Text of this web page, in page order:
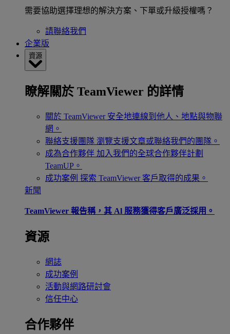
需要協助選擇理想的解決方案、下單或升級授權嗎？
請聯絡我們
企業版
資源
瞭解關於 TeamViewer 的詳情
關於 TeamViewer 安全地連線到他人、地點與物聯
網。
聯絡支援團隊 瀏覽支援文章或聯絡我們的團隊。
成為合作夥伴 加入我們的全球合作夥伴計劃
TeamUP。
成功案例 探索 TeamViewer 客戶取得的成果。
新聞
TeamViewer 報告稱，其 Al 服務獲得客戶廣泛採用。
資源
網誌
成功案例
活動與網路研討會
信任中心
合作夥伴